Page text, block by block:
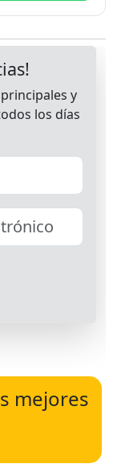
mejores